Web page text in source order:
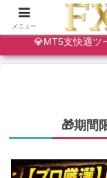
🔷天・底狙い撃ち
💎MT5支快適ツ
🎁期間
メニュー